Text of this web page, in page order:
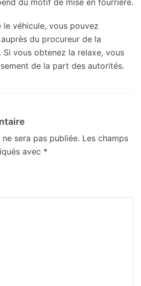
véhicule, vous pouvez
du procureur de la
Si vous obtenez la relaxe, vous
de la part des autorités.
sera pas publiée. Les champs
avec *